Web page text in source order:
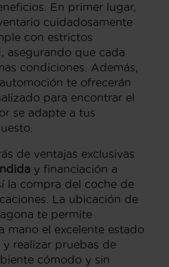
En primer lugar,
cuidadosamente
con estrictos
asegurando que cada
condiciones. Además,
te ofrecerán
para encontrar el
se adapte a tus
de ventajas exclusivas
y financiación a
la compra del coche de
La ubicación de
te permite
mano el excelente estado
realizar pruebas de
cómodo y sin